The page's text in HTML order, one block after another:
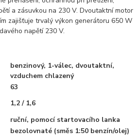
a zásuvkou na 230 V. Dvoutaktní motor
zajišťuje trvalý výkon generátoru 650 W
napětí 230 V.
benzinový, 1-válec, dvoutaktní,
vzduchem chlazený
63
1,2 / 1,6
ruční, pomocí startovacího lanka
bezolovnaté (směs 1:50 benzín/olej)